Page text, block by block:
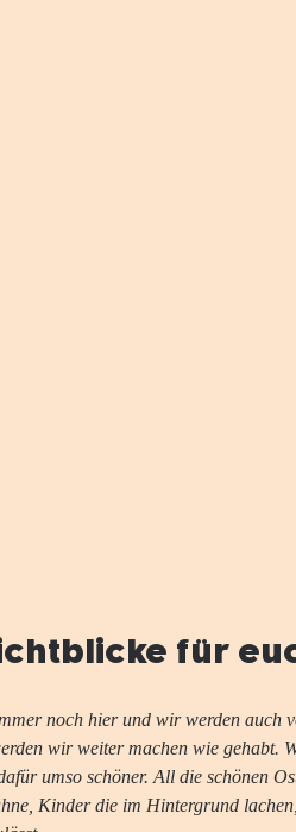
für
noch hier und wir werden auch
wir weiter machen wie
umso schöner. All die schönen
Kinder die im Hintergrund